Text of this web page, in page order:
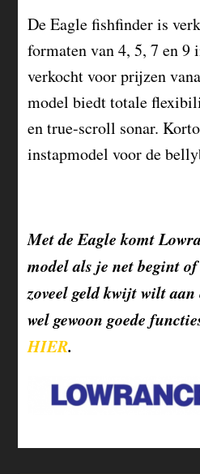
De Eagle fishfinder is
formaten van 4, 5, 7 en 9
verkocht voor prijzen
model biedt totale
en true-scroll sonar.
instapmodel voor de
Met de Eagle komt
model als je net begint
zoveel geld kwijt wilt
wel gewoon goede
HIER.